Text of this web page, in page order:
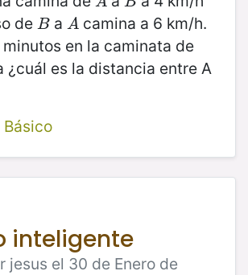
de B
Ba A
A camina a 6 km/h.
en la caminata de
¿cuál es la distancia entre A
Básico
inteligente
jesus el 30 de Enero de